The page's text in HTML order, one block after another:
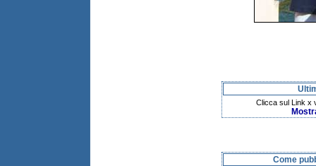
Clicca sul Link x
Come